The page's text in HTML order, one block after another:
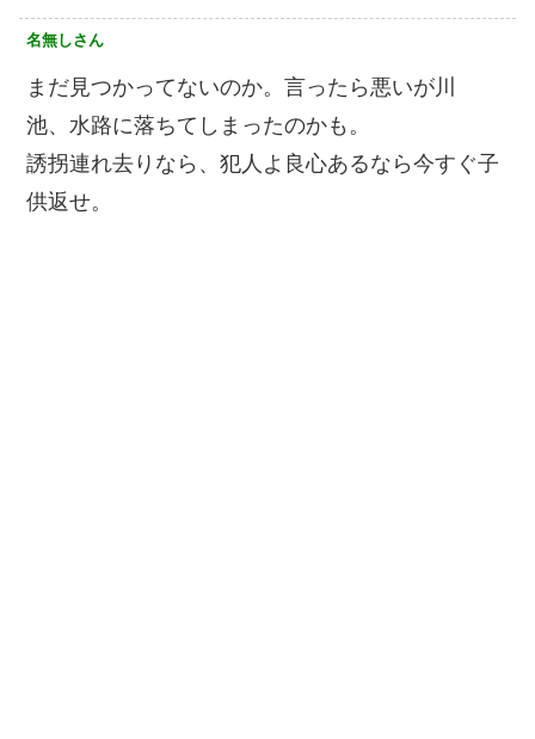
名無しさん
まだ見つかってないのか。言ったら悪いが川
池、水路に落ちてしまったのかも。
誘拐連れ去りなら、犯人よ良心あるなら今すぐ子
供返せ。